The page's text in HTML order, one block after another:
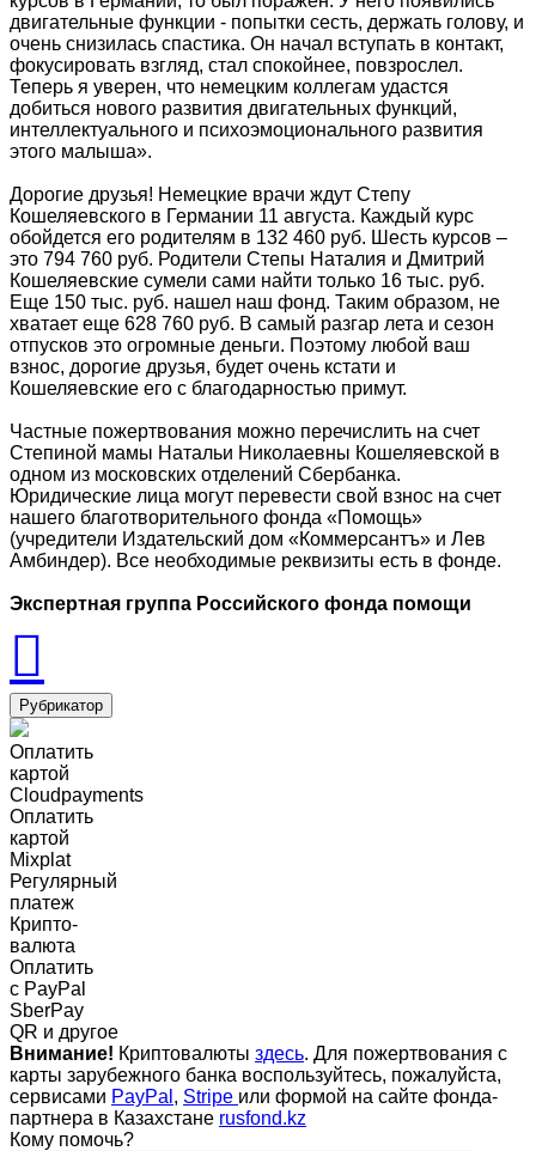
двигательные функции - попытки сесть, держать голову, и
очень снизилась спастика. Он начал вступать в контакт,
фокусировать взгляд, стал спокойнее, повзрослел.
Теперь я уверен, что немецким коллегам удастся
добиться нового развития двигательных функций,
интеллектуального и психоэмоционального развития
этого малыша».
Дорогие друзья! Немецкие врачи ждут Степу
Кошеляевского в Германии 11 августа. Каждый курс
обойдется его родителям в 132 460 руб. Шесть курсов –
это 794 760 руб. Родители Степы Наталия и Дмитрий
Кошеляевские сумели сами найти только 16 тыс. руб.
Еще 150 тыс. руб. нашел наш фонд. Таким образом, не
хватает еще 628 760 руб. В самый разгар лета и сезон
отпусков это огромные деньги. Поэтому любой ваш
взнос, дорогие друзья, будет очень кстати и
Кошеляевские его с благодарностью примут.
Частные пожертвования можно перечислить на счет
Степиной мамы Натальи Николаевны Кошеляевской в
одном из московских отделений Сбербанка.
Юридические лица могут перевести свой взнос на счет
нашего благотворительного фонда «Помощь»
(учредители Издательский дом «Коммерсантъ» и Лев
Амбиндер). Все необходимые реквизиты есть в фонде.
Экспертная группа Российского фонда помощи
Рубрикатор
Оплатить
картой
Cloudpayments
Оплатить
картой
Mixplat
Регулярный
платеж
Крипто-
валюта
Оплатить
c PayPal
SberPay
QR и другое
Внимание! Криптовалюты здесь. Для пожертвования с
карты зарубежного банка воспользуйтесь, пожалуйста,
сервисами PayPal , Stripe или формой на сайте фонда-
партнера в Казахстане rusfond.kz
Кому помочь?